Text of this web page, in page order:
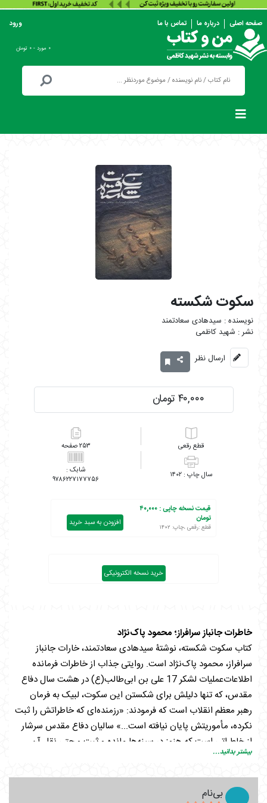
صفحه اصلی درباره ما تماس با ما ورود
۰ مورد - ۰ تومان
سکوت شکسته
سیدهادی سعادتمند
شهید کاظمی
ارسال نظر
۴۰,۰۰۰ تومان
رقعی ۲۵۳
۱۴۰۲ ۹۷۸۶۲۲۷۱۷۷۷۵۶
قیمت نسخه چاپی :۴۰,۰۰۰
تومان
قطع :رقعی ،چاپ: ۱۴۰۲ افزودن به سبد خرید
خرید نسخه الکترونیکی
خاطرات جانباز سرافراز؛ محمود پاک‌نژاد
کتاب سکوت شکسته، نوشتۀ سیدهادی سعادتمند، خارات جانباز
سرافراز، محمود پاک‌نژاد است. روایتی جذاب از خاطرات فرمانده
اطلاعات‌عملیات لشکر 17 علی ‌بن ‌ابی‌طالب(ع) در هشت سال دفاع
مقدس، که تنها دلیلش برای شکستن این سکوت، لبیک به فرمان
رهبر معظم انقلاب است که فرمودند: «رزمنده‌ای که خاطراتش را ثبت
نکرده، مأموریتش پایان نیافته است...» سالیان دفاع مقدس سرشار
از خاطراتی است که هنوز در سینه‌ها مانده و ثبت و حتی نقل آن
میسر نشده است. و شمار زیادی از رزمندگان هشت سال دفاع
صندوقچۀ دل نگه‌داشته‌اند که اگر گوشه‌ای از آن خاطرات بیان شود
بیشتر بدانید...
بی‌نام